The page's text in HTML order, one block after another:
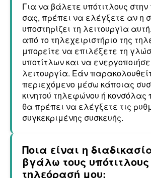
Για να βάλετε υπότιτλους
σας, πρέπει να ελέγξετε αν η
υποστηρίζει τη λειτουργία
από το τηλεχειριστήριο της
μπορείτε να επιλέξετε τη
υποτίτλων και να
λειτουργία. Εάν
περιεχόμενο μέσω κάποιας
κινητού τηλεφώνου ή κονσόλας
θα πρέπει να ελέγξετε τις
συγκεκριμένης συσκευής.
Ποια είναι η
βγάλω τους
τηλεόρασή μου;